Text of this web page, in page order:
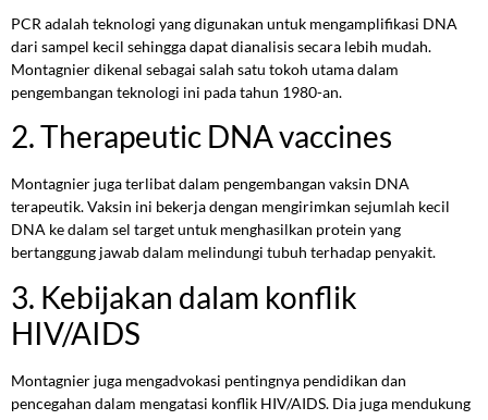
PCR adalah teknologi yang digunakan untuk mengamplifikasi DNA
dari sampel kecil sehingga dapat dianalisis secara lebih mudah.
Montagnier dikenal sebagai salah satu tokoh utama dalam
pengembangan teknologi ini pada tahun 1980-an.
2. Therapeutic DNA vaccines
Montagnier juga terlibat dalam pengembangan vaksin DNA
terapeutik. Vaksin ini bekerja dengan mengirimkan sejumlah kecil
DNA ke dalam sel target untuk menghasilkan protein yang
bertanggung jawab dalam melindungi tubuh terhadap penyakit.
3. Kebijakan dalam konflik
HIV/AIDS
Montagnier juga mengadvokasi pentingnya pendidikan dan
pencegahan dalam mengatasi konflik HIV/AIDS. Dia juga mendukung